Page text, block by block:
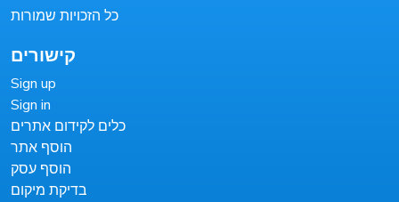
כל הזכויות שמורות
קישורים
Sign up
Sign in
כלים לקידום אתרים
הוסף אתר
הוסף עסק
בדיקת מיקום